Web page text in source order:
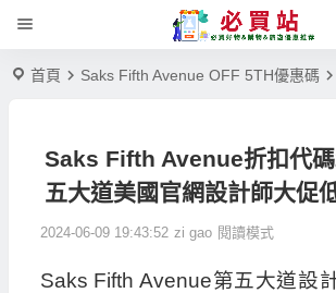
首頁 Saks Fifth Avenue OFF 5TH優惠碼
Saks Fifth Avenue折扣代
五大道美國官網設計師大促
2024-06-09 19:43:52 zi gao 閱讀模式
Saks Fifth Avenue第五大道設